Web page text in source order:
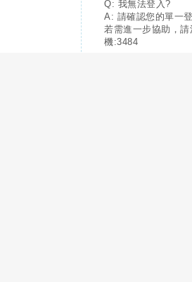
Q: 我無法登入?
A: 請確認您的單一
若需進一步協助，
機:3484